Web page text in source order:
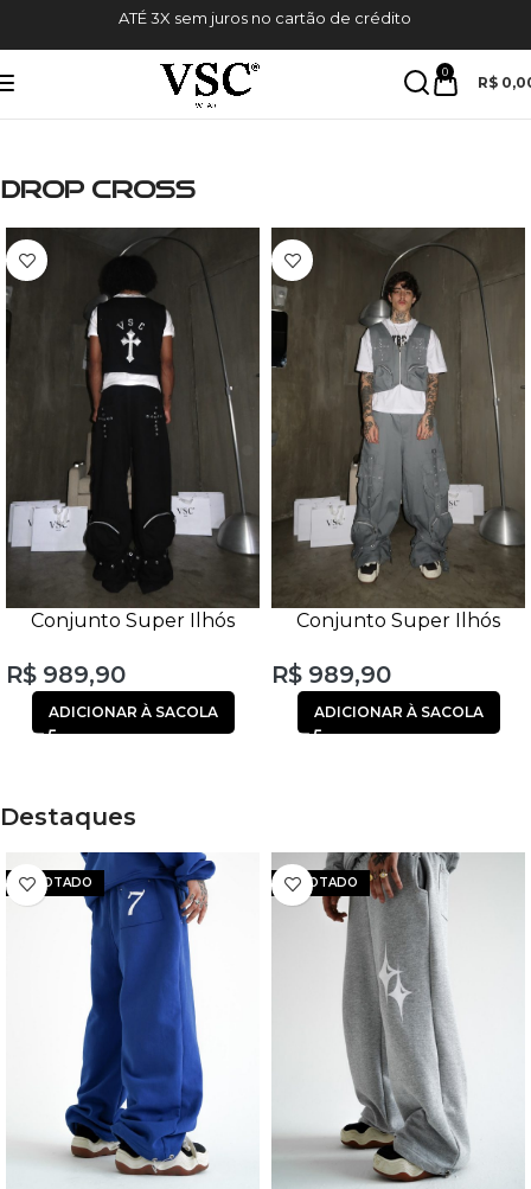
ATÉ 3X sem juros no cartão de crédito
0
R$
DROP CROSS
Conjunto Super Ilhós
R$ 989,90
ADICIONAR À SACOLA
Conjunto Super Ilhós
R$ 989,90
ADICIONAR À SACOLA
Destaques
ESGOTADO ESGOTADO